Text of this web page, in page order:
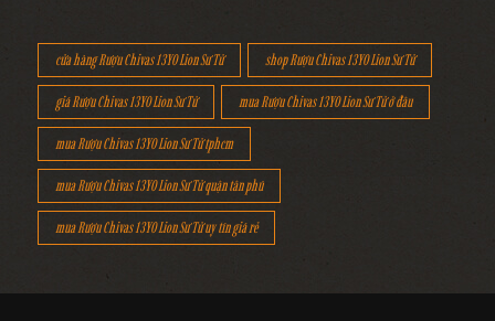
cửa hàng Rượu Chivas 13YO Lion Sư Tử shop Rượu Chivas 13YO Lion Sư Tử
giá Rượu Chivas 13YO Lion Sư Tử mua Rượu Chivas 13YO Lion Sư Tử ở đâu
mua Rượu Chivas 13YO Lion Sư Tử tphcm
mua Rượu Chivas 13YO Lion Sư Tử quận tân phú
mua Rượu Chivas 13YO Lion Sư Tử uy tín giá rẻ